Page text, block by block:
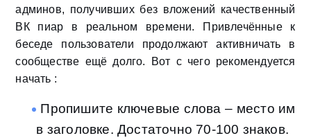
админов, получивших без вложений качественный
ВК пиар в реальном времени. Привлечённые к
беседе пользователи продолжают активничать в
сообществе ещё долго. Вот с чего рекомендуется
начать :
Пропишите ключевые слова – место им
в заголовке. Достаточно 70-100 знаков.